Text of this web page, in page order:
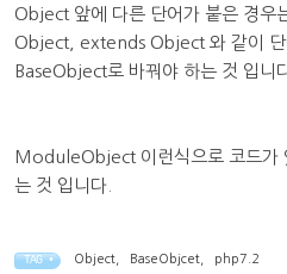
Object 앞에 다른 단어가 붙은 경우
Object, extends Object 와 같이
BaseObject로 바꿔야 하는 것 입니
ModuleObject 이런식으로 코드가
는 것 입니다.
TAG • Object BaseObjcet php7.2